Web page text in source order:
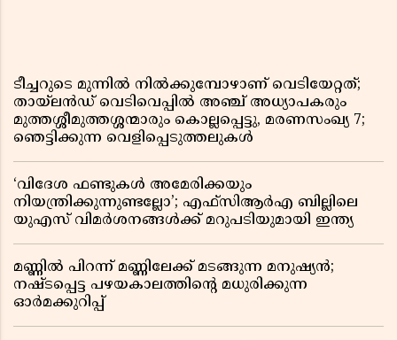
ടീച്ചറുടെ മുന്നിൽ നിൽക്കുമ്പോഴാണ് വെടിയേറ്റത്;
തായ്‌ലൻഡ് വെടിവെപ്പിൽ അഞ്ച് അധ്യാപകരും
മുത്തശ്ശീമുത്തശ്ശന്മാരും കൊല്ലപ്പെട്ടു, മരണസംഖ്യ 7;
ഞെട്ടിക്കുന്ന വെളിപ്പെടുത്തലുകൾ
‘വിദേശ ഫണ്ടുകൾ അമേരിക്കയും
നിയന്ത്രിക്കുന്നുണ്ടല്ലോ’; എഫ്സിആർഎ ബില്ലിലെ
യുഎസ് വിമർശനങ്ങൾക്ക് മറുപടിയുമായി ഇന്ത്യ
മണ്ണിൽ പിറന്ന് മണ്ണിലേക്ക് മടങ്ങുന്ന മനുഷ്യൻ;
നഷ്ടപ്പെട്ട പഴയകാലത്തിൻ്റെ മധുരിക്കുന്ന
ഓർമക്കുറിപ്പ്